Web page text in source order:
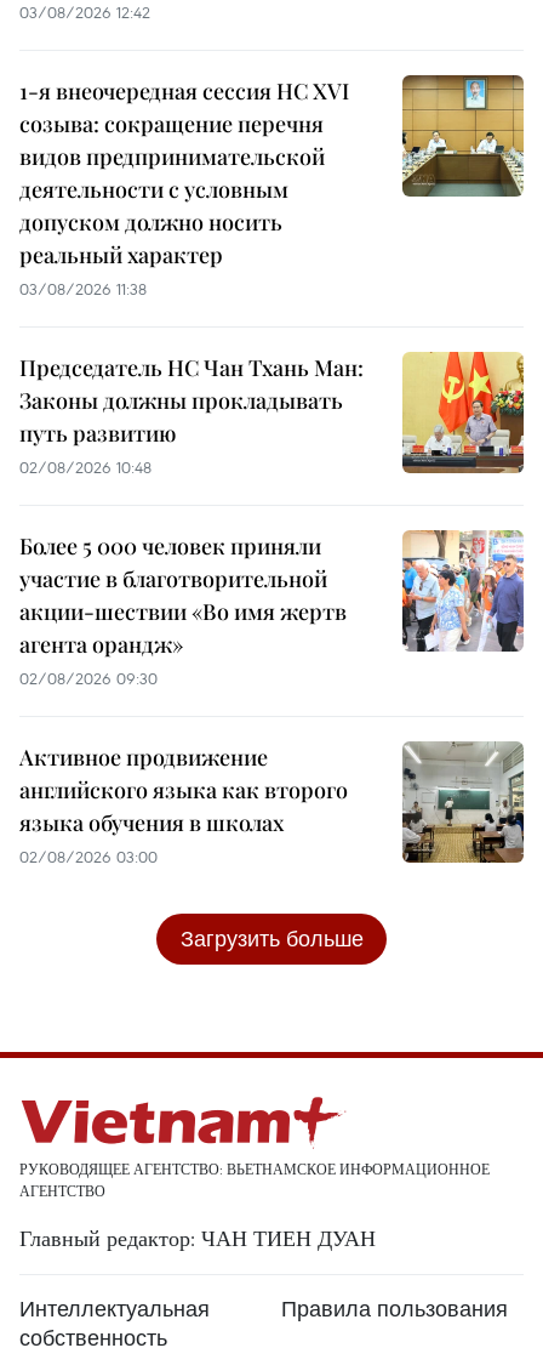
03/08/2026 12:42
1-я внеочередная сессия НС XVI
созыва: сокращение перечня
видов предпринимательской
деятельности с условным
допуском должно носить
реальный характер
03/08/2026 11:38
Председатель НС Чан Тхань Ман:
Законы должны прокладывать
путь развитию
02/08/2026 10:48
Более 5 000 человек приняли
участие в благотворительной
акции-шествии «Во имя жертв
агента орандж»
02/08/2026 09:30
Активное продвижение
английского языка как второго
языка обучения в школах
02/08/2026 03:00
Загрузить больше
РУКОВОДЯЩЕЕ АГЕНТСТВО: ВЬЕТНАМСКОЕ ИНФОРМАЦИОННОЕ
АГЕНТСТВО
Главный редактор: ЧАН ТИЕН ДУАН
Интеллектуальная
собственность
Правила пользования